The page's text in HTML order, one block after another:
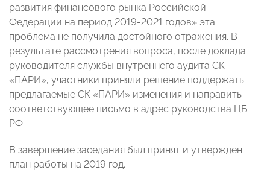
развития финансового рынка Российской
Федерации на период 2019-2021 годов» эта
проблема не получила достойного отражения. В
результате рассмотрения вопроса, после доклада
руководителя службы внутреннего аудита СК
«ПАРИ», участники приняли решение поддержать
предлагаемые СК «ПАРИ» изменения и направить
соответствующее письмо в адрес руководства ЦБ
РФ.
В завершение заседания был принят и утвержден
план работы на 2019 год.